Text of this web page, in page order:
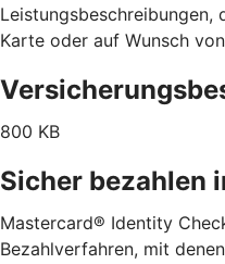
Leistungsbeschreibungen,
Karte oder auf Wunsch
800 KB
Sicher bezahlen
Mastercard® Identity
Bezahlverfahren, mit